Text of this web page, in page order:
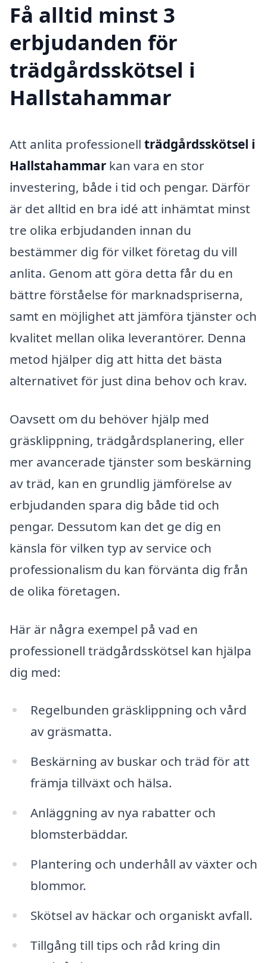
Få alltid minst 3
erbjudanden för
trädgårdsskötsel i
Hallstahammar
Att anlita professionell trädgårdsskötsel i
Hallstahammar kan vara en stor
investering, både i tid och pengar. Därför
är det alltid en bra idé att inhämtat minst
tre olika erbjudanden innan du
bestämmer dig för vilket företag du vill
anlita. Genom att göra detta får du en
bättre förståelse för marknadspriserna,
samt en möjlighet att jämföra tjänster och
kvalitet mellan olika leverantörer. Denna
metod hjälper dig att hitta det bästa
alternativet för just dina behov och krav.
Oavsett om du behöver hjälp med
gräsklippning, trädgårdsplanering, eller
mer avancerade tjänster som beskärning
av träd, kan en grundlig jämförelse av
erbjudanden spara dig både tid och
pengar. Dessutom kan det ge dig en
känsla för vilken typ av service och
professionalism du kan förvänta dig från
de olika företagen.
Här är några exempel på vad en
professionell trädgårdsskötsel kan hjälpa
dig med:
Regelbunden gräsklippning och vård
av gräsmatta.
Beskärning av buskar och träd för att
främja tillväxt och hälsa.
Anläggning av nya rabatter och
blomsterbäddar.
Plantering och underhåll av växter och
blommor.
Skötsel av häckar och organiskt avfall.
Tillgång till tips och råd kring din